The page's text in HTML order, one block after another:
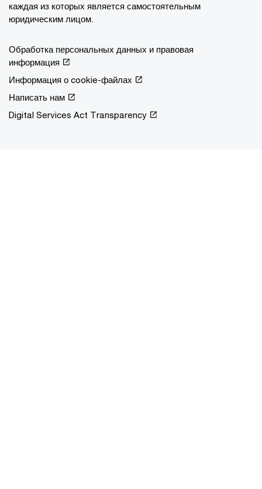
каждая из которых является самостоятельным
юридическим лицом.
Обработка персональных данных и правовая
информация
Информация о cookie-файлах
Написать нам
Digital Services Act Transparency